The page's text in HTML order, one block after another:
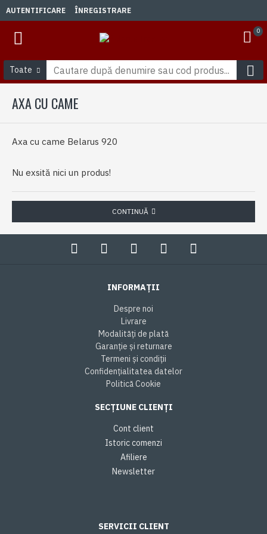
AUTENTIFICARE ÎNREGISTRARE
0
Toate
AXA CU CAME
Axa cu came Belarus 920
Nu exsită nici un produs!
CONTINUĂ
INFORMAȚII
Despre noi
Livrare
Modalități de plată
Garanție și returnare
Termeni și condiții
Confidențialitatea datelor
Politică Cookie
SECȚIUNE CLIENȚI
Cont client
Istoric comenzi
Afiliere
Newsletter
SERVICII CLIENT